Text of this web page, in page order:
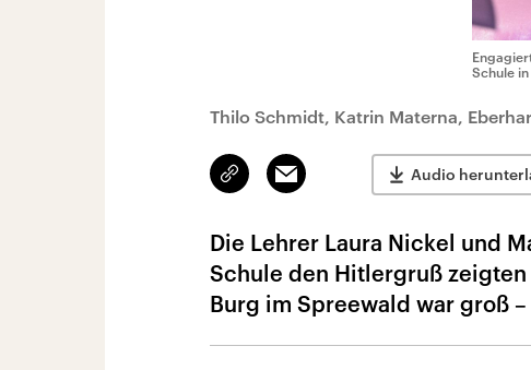
Schule
Thilo Schmidt, Katrin Materna,
Link
kopieren/teilen
Email Audio
Die Lehrer Laura Nickel und
Schule den Hitlergruß
Burg im Spreewald war groß